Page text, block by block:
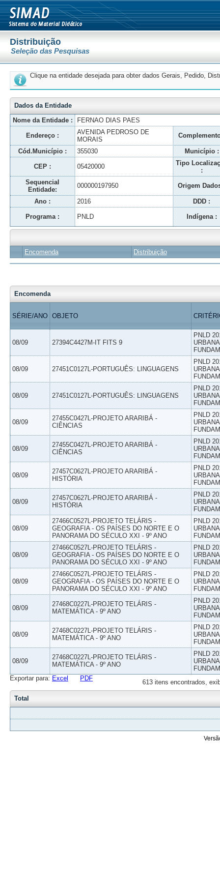
Distribuição
Seleção das Pesquisas
Clique na entidade desejada para obter dados Gerais, Pedido,
Dados da Entidade
Nome da Entidade :
FERNAO DIAS PAES
Endereço :
AVENIDA PEDROSO DE
MORAIS
Cód.Município : 355030 Município :
CEP : 05420000
Tipo
:
Sequencial
Entidade:
000000197950 Origem
Ano : 2016 DDD :
Programa : PNLD Indígena :
Encomenda Distribuição
Encomenda
SÉRIE/ANO OBJETO
08/09 27394C4427M-IT FITS 9
PNLD
08/09 27451C0127L-PORTUGUÊS: LINGUAGENS
PNLD
08/09 27451C0127L-PORTUGUÊS: LINGUAGENS
PNLD
08/09
27455C0427L-PROJETO ARARIBÁ -
CIÊNCIAS
PNLD
08/09
27455C0427L-PROJETO ARARIBÁ -
CIÊNCIAS
PNLD
08/09
27457C0627L-PROJETO ARARIBÁ -
HISTÓRIA
PNLD
08/09
27457C0627L-PROJETO ARARIBÁ -
HISTÓRIA
PNLD
08/09
27466C0527L-PROJETO TELÁRIS -
GEOGRAFIA - OS PAÍSES DO NORTE E O
PANORAMA DO SÉCULO XXI - 9º ANO
PNLD
08/09
27466C0527L-PROJETO TELÁRIS -
GEOGRAFIA - OS PAÍSES DO NORTE E O
PANORAMA DO SÉCULO XXI - 9º ANO
PNLD
08/09
27466C0527L-PROJETO TELÁRIS -
GEOGRAFIA - OS PAÍSES DO NORTE E O
PANORAMA DO SÉCULO XXI - 9º ANO
PNLD
08/09
27468C0227L-PROJETO TELÁRIS -
MATEMÁTICA - 9º ANO
PNLD
08/09
27468C0227L-PROJETO TELÁRIS -
MATEMÁTICA - 9º ANO
PNLD
08/09
27468C0227L-PROJETO TELÁRIS -
MATEMÁTICA - 9º ANO
PNLD
613 itens encontrados,
Exportar para: Excel PDF
Total